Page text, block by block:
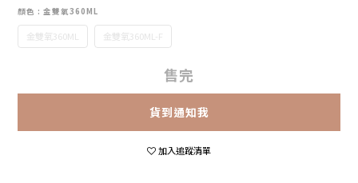
顏色 : 金雙氧360ML
金雙氧360ML 金雙氧360ML-F
售完
貨到通知我
加入追蹤清單